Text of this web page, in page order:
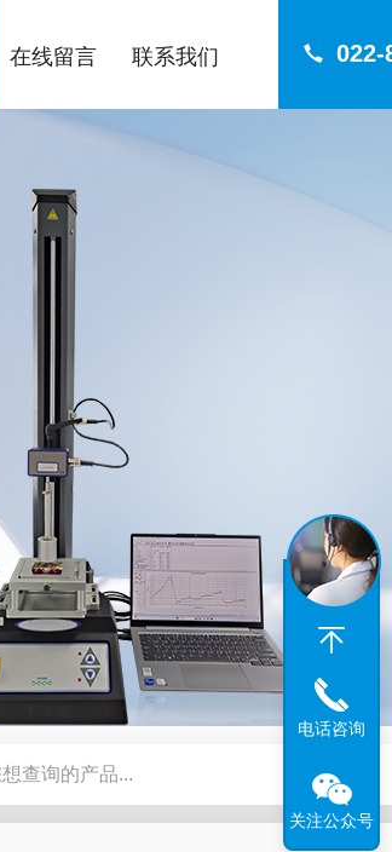
022-
在线留言 联系我们
PG系列便携式多组分气体监测仪 DRY-
电话咨询
关注公众号